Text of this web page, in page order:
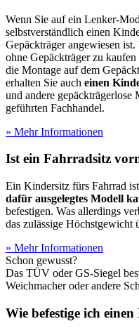
Wenn Sie auf ein Lenker-
selbstverständlich einen
Gepäckträger angewiesen
ohne Gepäckträger zu
die Montage auf dem
erhalten Sie auch einen
und andere
geführten Fachhandel.
» Mehr Informationen
Ist ein Fahrradsitz
Ein Kindersitz fürs Fahrrad
dafür ausgelegtes Modell
befestigen. Was allerdings
das zulässige Höchstgewicht
» Mehr Informationen
Schon gewusst?
Das TÜV oder GS-Siegel
Weichmacher oder andere
Wie befestige ich